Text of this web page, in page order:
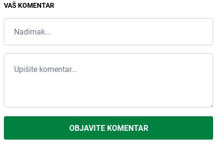
VAŠ KOMENTAR
OBJAVITE KOMENTAR